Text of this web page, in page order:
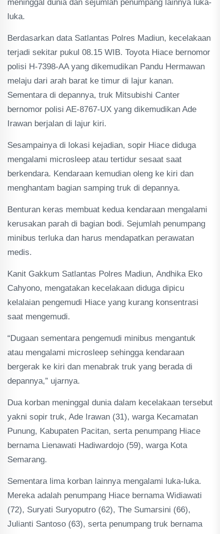
meninggal dunia dan sejumlah penumpang lainnya luka-
luka.
Berdasarkan data Satlantas Polres Madiun, kecelakaan
terjadi sekitar pukul 08.15 WIB. Toyota Hiace bernomor
polisi H-7398-AA yang dikemudikan Pandu Hermawan
melaju dari arah barat ke timur di lajur kanan.
Sementara di depannya, truk Mitsubishi Canter
bernomor polisi AE-8767-UX yang dikemudikan Ade
Irawan berjalan di lajur kiri.
Sesampainya di lokasi kejadian, sopir Hiace diduga
mengalami microsleep atau tertidur sesaat saat
berkendara. Kendaraan kemudian oleng ke kiri dan
menghantam bagian samping truk di depannya.
Benturan keras membuat kedua kendaraan mengalami
kerusakan parah di bagian bodi. Sejumlah penumpang
minibus terluka dan harus mendapatkan perawatan
medis.
Kanit Gakkum Satlantas Polres Madiun, Andhika Eko
Cahyono, mengatakan kecelakaan diduga dipicu
kelalaian pengemudi Hiace yang kurang konsentrasi
saat mengemudi.
“Dugaan sementara pengemudi minibus mengantuk
atau mengalami microsleep sehingga kendaraan
bergerak ke kiri dan menabrak truk yang berada di
depannya,” ujarnya.
Dua korban meninggal dunia dalam kecelakaan tersebut
yakni sopir truk, Ade Irawan (31), warga Kecamatan
Punung, Kabupaten Pacitan, serta penumpang Hiace
bernama Lienawati Hadiwardojo (59), warga Kota
Semarang.
Sementara lima korban lainnya mengalami luka-luka.
Mereka adalah penumpang Hiace bernama Widiawati
(72), Suryati Suryoputro (62), The Sumarsini (66),
Julianti Santoso (63), serta penumpang truk bernama